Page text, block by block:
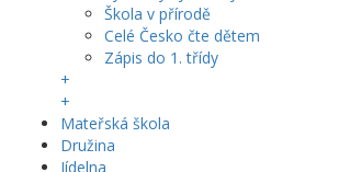
Škola v přírodě
Celé Česko čte dětem
Zápis do 1. třídy
+
+
Mateřská škola
Družina
Jídelna